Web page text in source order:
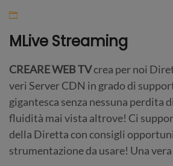
MLive Streaming
CREARE WEB TVcrea per noi
veri Server CDN in grado di
gigantesca senza nessuna perdita
fluidità mai vista altrove! Ci
della Diretta con consigli
strumentazione da usare! Una